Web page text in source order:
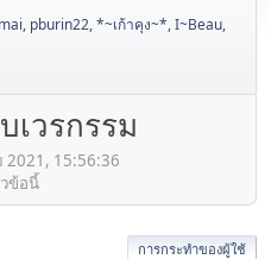
, pburin22,*~เก้าคุง~*,I~Beau,
เวรกรรม
2021, 15:56:36
ข้อนี้
การกระทำของผู้ใช้